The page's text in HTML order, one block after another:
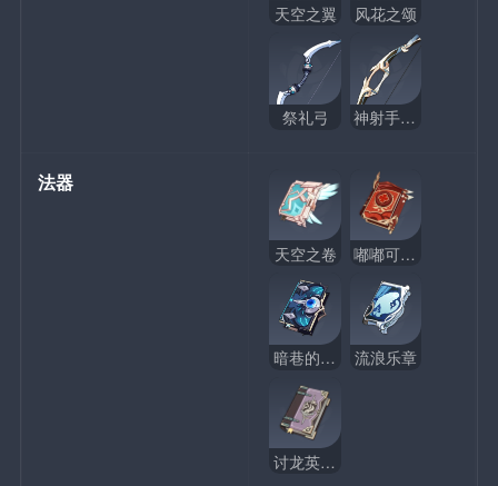
天空之翼 风花之颂
祭礼弓 神射手之誓
法器
天空之卷 嘟嘟可故事集
暗巷的酒与诗 流浪乐章
讨龙英杰谭